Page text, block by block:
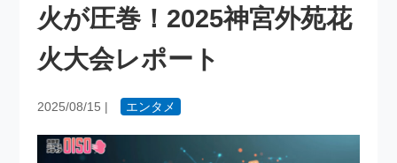
火が圧巻！2025神宮外苑花
火大会レポート
2025/08/15 | エンタメ